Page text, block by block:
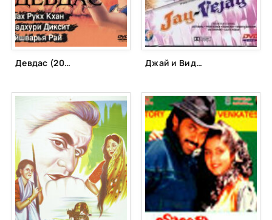
Девдас (2002) Джай и Виджай (1977)